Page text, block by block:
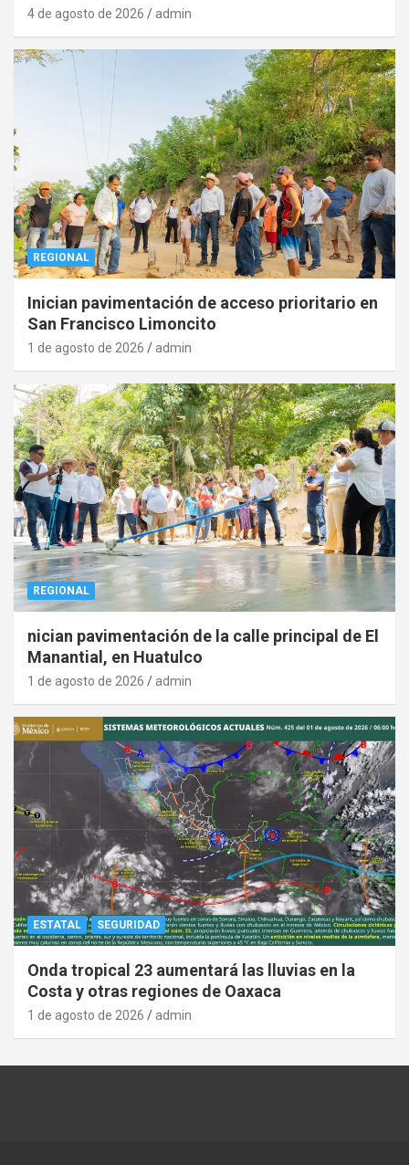
4 de agosto de 2026 admin
REGIONAL
Inician pavimentación de acceso prioritario en
San Francisco Limoncito
1 de agosto de 2026 admin
REGIONAL
nician pavimentación de la calle principal de El
Manantial, en Huatulco
1 de agosto de 2026 admin
ESTATAL SEGURIDAD
Onda tropical 23 aumentará las lluvias en la
Costa y otras regiones de Oaxaca
1 de agosto de 2026 admin